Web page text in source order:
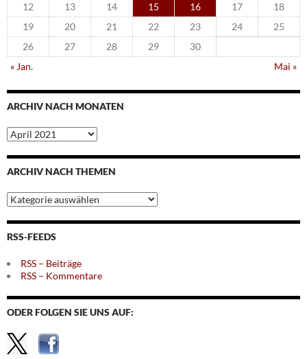
12
13 14 15 16 17
18
19
20 21 22 23 24
25
26
27 28 29
30
« Jan.
Mai »
ARCHIV NACH MONATEN
Archiv
nach
Monaten
ARCHIV NACH THEMEN
Archiv
nach
Themen
RSS-FEEDS
RSS – Beiträge
RSS – Kommentare
ODER FOLGEN SIE UNS AUF: